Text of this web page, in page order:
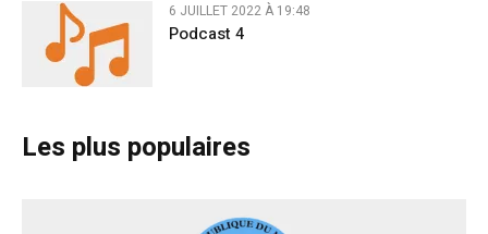
6 JUILLET 2022 À 19:48
Podcast 4
Les plus populaires